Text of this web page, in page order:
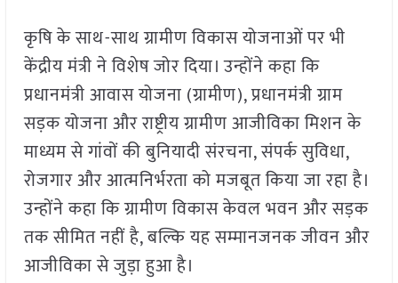
कृषि के साथ-साथ ग्रामीण विकास योजनाओं पर भी
केंद्रीय मंत्री ने विशेष जोर दिया। उन्होंने कहा कि
प्रधानमंत्री आवास योजना (ग्रामीण), प्रधानमंत्री ग्राम
सड़क योजना और राष्ट्रीय ग्रामीण आजीविका मिशन के
माध्यम से गांवों की बुनियादी संरचना, संपर्क सुविधा,
रोजगार और आत्मनिर्भरता को मजबूत किया जा रहा है।
उन्होंने कहा कि ग्रामीण विकास केवल भवन और सड़क
तक सीमित नहीं है, बल्कि यह सम्मानजनक जीवन और
आजीविका से जुड़ा हुआ है।